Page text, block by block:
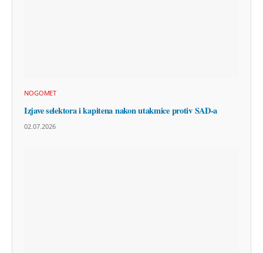
NOGOMET
Izjave selektora i kapitena nakon utakmice protiv SAD-a
02.07.2026